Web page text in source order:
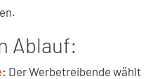
Ablauf:
: Der Werbetreibende wählt